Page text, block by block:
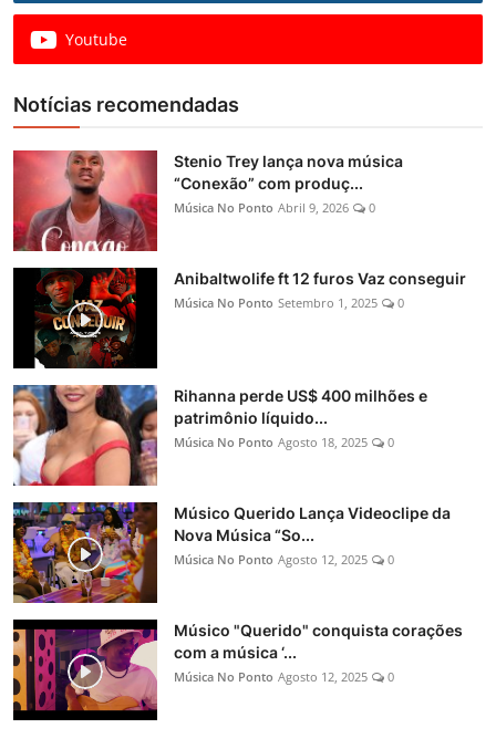
Youtube
Notícias recomendadas
Stenio Trey lança nova música
“Conexão” com produç...
Música No Ponto Abril 9, 2026 0
Anibaltwolife ft 12 furos Vaz conseguir
Música No Ponto Setembro 1, 2025 0
Rihanna perde US$ 400 milhões e
patrimônio líquido...
Música No Ponto Agosto 18, 2025 0
Músico Querido Lança Videoclipe da
Nova Música “So...
Música No Ponto Agosto 12, 2025 0
Músico "Querido" conquista corações
com a música ‘...
Música No Ponto Agosto 12, 2025 0